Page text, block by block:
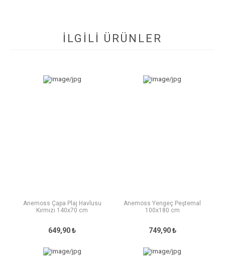
İLGİLİ ÜRÜNLER
Anemoss Çapa Plaj Havlusu
Kırmızı 140x70 cm
649,90 ₺
Anemoss Yengeç Peştemal
100x180 cm
749,90 ₺